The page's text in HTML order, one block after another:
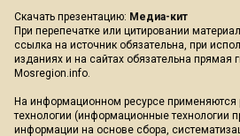
Скачать презентацию: Медиа-кит
При перепечатке или цитировании
ссылка на источник обязательна, при
изданиях и на сайтах обязательна прямая
Mosregion.info.
На информационном ресурсе
технологии (информационные технологии
информации на основе сбора,